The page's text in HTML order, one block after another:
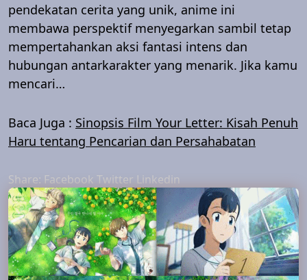
pendekatan cerita yang unik, anime ini
membawa perspektif menyegarkan sambil tetap
mempertahankan aksi fantasi intens dan
hubungan antarkarakter yang menarik. Jika kamu
mencari…
Baca Juga : Sinopsis Film Your Letter: Kisah Penuh
Haru tentang Pencarian dan Persahabatan
Share: Facebook Twitter Linkedin